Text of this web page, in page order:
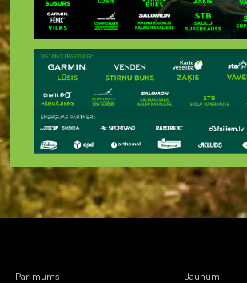
Par mums Jaunumi